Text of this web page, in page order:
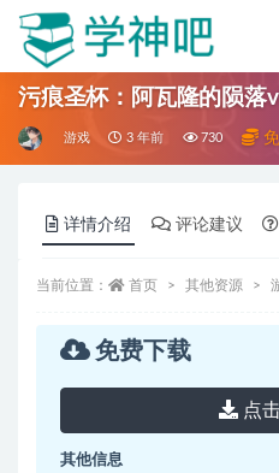
污痕圣杯：阿瓦隆的陨落
游戏 3 年前 730
详情介绍 评论建议
当前位置： 首页 其他资源
免费下载
点
其他信息